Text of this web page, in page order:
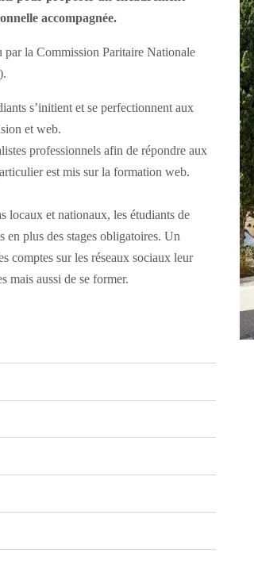
accompagnée.
par la Commission Paritaire Nationale
s’initient et se perfectionnent aux
et web.
professionnels afin de répondre aux
est mis sur la formation web.
locaux et nationaux, les étudiants de
plus des stages obligatoires. Un
comptes sur les réseaux sociaux leur
mais aussi de se former.